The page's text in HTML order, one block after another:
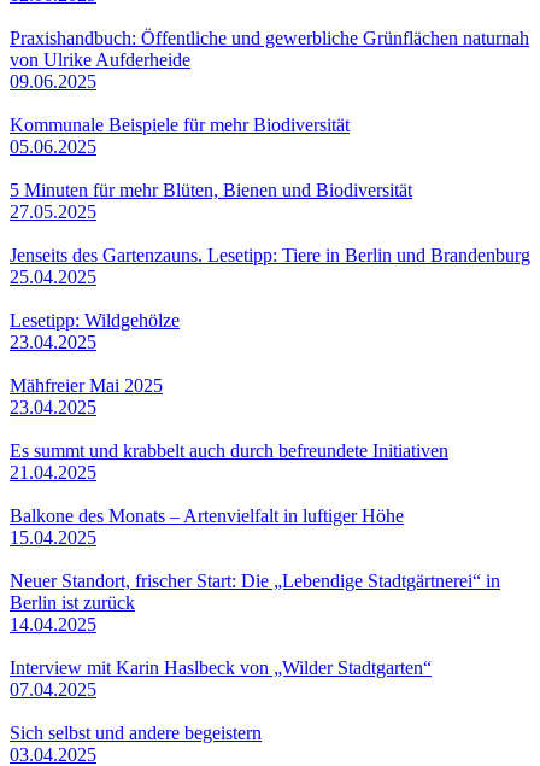
Praxishandbuch: Öffentliche und gewerbliche Grünflächen naturnah
von Ulrike Aufderheide
09.06.2025
Kommunale Beispiele für mehr Biodiversität
05.06.2025
5 Minuten für mehr Blüten, Bienen und Biodiversität
27.05.2025
Jenseits des Gartenzauns. Lesetipp: Tiere in Berlin und Brandenburg
25.04.2025
Lesetipp: Wildgehölze
23.04.2025
Mähfreier Mai 2025
23.04.2025
Es summt und krabbelt auch durch befreundete Initiativen
21.04.2025
Balkone des Monats – Artenvielfalt in luftiger Höhe
15.04.2025
Neuer Standort, frischer Start: Die „Lebendige Stadtgärtnerei“ in
Berlin ist zurück
14.04.2025
Interview mit Karin Haslbeck von „Wilder Stadtgarten“
07.04.2025
Sich selbst und andere begeistern
03.04.2025